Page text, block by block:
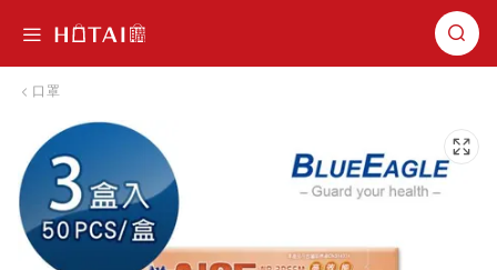
口罩
跳到圖片庫的末尾